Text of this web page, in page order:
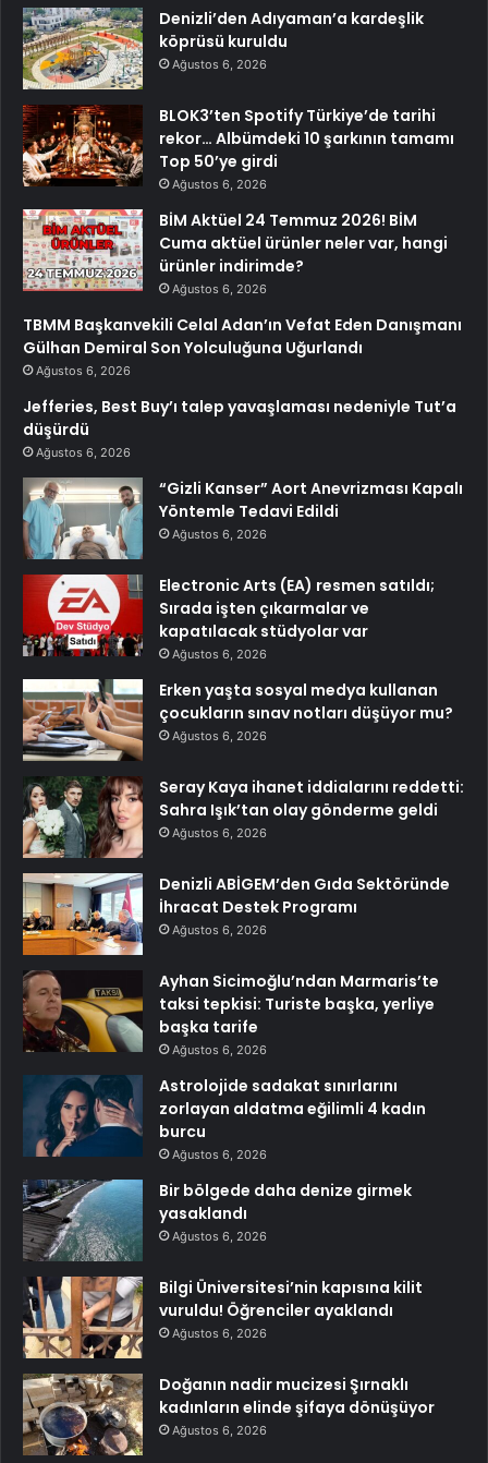
Denizli’den Adıyaman’a kardeşlik
köprüsü kuruldu
Ağustos 6, 2026
BLOK3’ten Spotify Türkiye’de tarihi
rekor… Albümdeki 10 şarkının tamamı
Top 50’ye girdi
Ağustos 6, 2026
BİM Aktüel 24 Temmuz 2026! BİM
Cuma aktüel ürünler neler var, hangi
ürünler indirimde?
Ağustos 6, 2026
TBMM Başkanvekili Celal Adan’ın Vefat Eden Danışmanı
Gülhan Demiral Son Yolculuğuna Uğurlandı
Ağustos 6, 2026
Jefferies, Best Buy’ı talep yavaşlaması nedeniyle Tut’a
düşürdü
Ağustos 6, 2026
“Gizli Kanser” Aort Anevrizması Kapalı
Yöntemle Tedavi Edildi
Ağustos 6, 2026
Electronic Arts (EA) resmen satıldı;
Sırada işten çıkarmalar ve
kapatılacak stüdyolar var
Ağustos 6, 2026
Erken yaşta sosyal medya kullanan
çocukların sınav notları düşüyor mu?
Ağustos 6, 2026
Seray Kaya ihanet iddialarını reddetti:
Sahra Işık’tan olay gönderme geldi
Ağustos 6, 2026
Denizli ABİGEM’den Gıda Sektöründe
İhracat Destek Programı
Ağustos 6, 2026
Ayhan Sicimoğlu’ndan Marmaris’te
taksi tepkisi: Turiste başka, yerliye
başka tarife
Ağustos 6, 2026
Astrolojide sadakat sınırlarını
zorlayan aldatma eğilimli 4 kadın
burcu
Ağustos 6, 2026
Bir bölgede daha denize girmek
yasaklandı
Ağustos 6, 2026
Bilgi Üniversitesi’nin kapısına kilit
vuruldu! Öğrenciler ayaklandı
Ağustos 6, 2026
Doğanın nadir mucizesi Şırnaklı
kadınların elinde şifaya dönüşüyor
Ağustos 6, 2026